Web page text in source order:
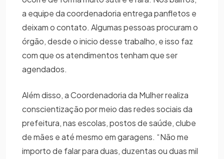
a equipe da coordenadoria entrega panfletos e
deixam o contato. Algumas pessoas procuram o
órgão, desde o inicio desse trabalho, e isso faz
com que os atendimentos tenham que ser
agendados.
Além disso, a Coordenadoria da Mulher realiza
conscientização por meio das redes sociais da
prefeitura, nas escolas, postos de saúde, clube
de mães e até mesmo em garagens. “Não me
importo de falar para duas, duzentas ou duas mil